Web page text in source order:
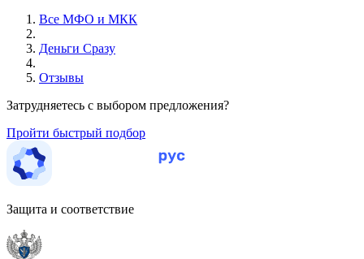
Все МФО и МКК
Деньги Сразу
Отзывы
Затрудняетесь с выбором предложения?
Пройти быстрый подбор
Защита и соответствие